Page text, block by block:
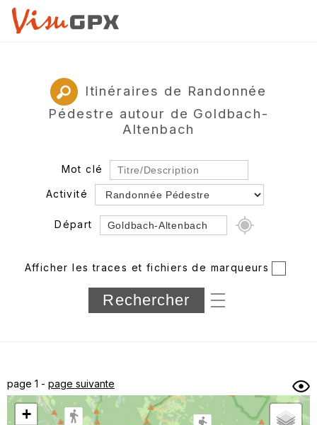
Itinéraires de Randonnée
Pédestre autour de Goldbach-
Altenbach
Mot clé
Activité
Départ
Département
Longueur min/max
sous-dossiers
Trier par
Afficher les traces et fichiers de marqueurs
page 1 - page suivante
+